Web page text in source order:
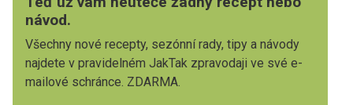
návod.
Všechny nové recepty, sezónní rady, tipy a návody
najdete v pravidelném JakTak zpravodaji ve své e-
mailové schránce. ZDARMA.